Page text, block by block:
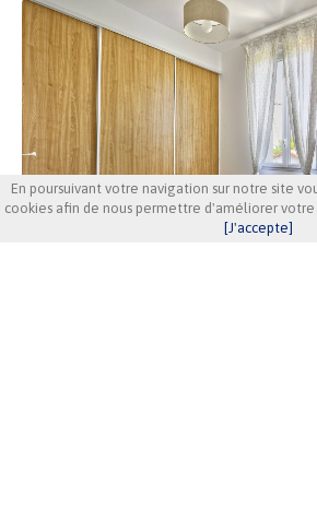
En poursuivant votre navigation sur notre site
cookies afin de nous permettre d'améliorer
[J'accepte]